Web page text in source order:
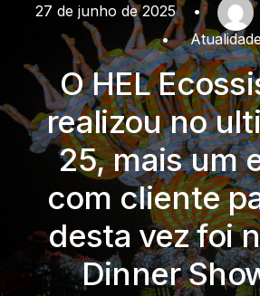
27 de junho de 2025 •
•
O HEL
realizou no
25, mais um
com cliente
desta vez foi
Dinner